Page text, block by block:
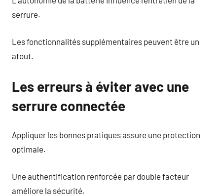
serrure.
Les fonctionnalités supplémentaires peuvent être un
atout.
Les erreurs à éviter avec une
serrure connectée
Appliquer les bonnes pratiques assure une protection
optimale.
Une authentification renforcée par double facteur
améliore la sécurité.